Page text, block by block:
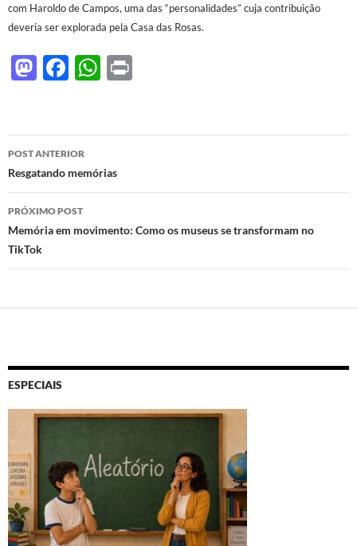
com Haroldo de Campos, uma das “personalidades” cuja contribuição
deveria ser explorada pela Casa das Rosas.
M
d
o
n
F
b
o
o
k
W
s
A
p
p
Navegação
de
posts
POST ANTERIOR
Resgatando memórias
PRÓXIMO POST
Memória em movimento: Como os museus se transformam no
TikTok
ESPECIAIS